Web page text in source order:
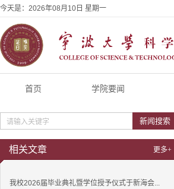
今天是： 2026年08月10日 星期一
首页 学院要闻
新闻搜索
相关文章 更多+
我校2026届毕业典礼暨学位授予仪式于新海会...